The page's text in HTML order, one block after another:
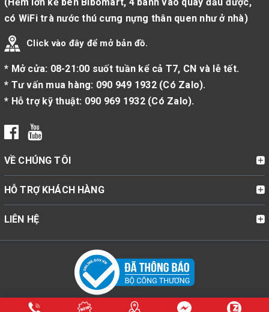
có WiFi trà nước thú cưng nựng thân quen như ở nhà)
Click vào đây để mở bản đồ.
* Mở cửa: 08-21:00 suốt tuần kể cả T7, CN và lễ tết.
* Tư vấn mua hàng: 090 949 1932(Có Zalo).
* Hỗ trợ kỹ thuật: 090 969 1932(Có Zalo).
VỀ CHÚNG TÔI
HỖ TRỢ KHÁCH HÀNG
LIÊN HỆ
© Bản quyền thuộc về Cửa Hàng Bật Lửa Zippo Mỹ Chính Hãng |